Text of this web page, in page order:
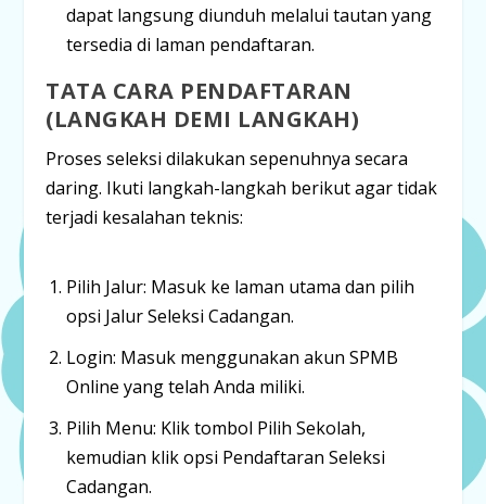
dapat langsung diunduh melalui tautan yang
tersedia di laman pendaftaran.
TATA CARA PENDAFTARAN
(LANGKAH DEMI LANGKAH)
Proses seleksi dilakukan sepenuhnya secara
daring. Ikuti langkah-langkah berikut agar tidak
terjadi kesalahan teknis:
Pilih Jalur: Masuk ke laman utama dan pilih
opsi Jalur Seleksi Cadangan.
Login: Masuk menggunakan akun SPMB
Online yang telah Anda miliki.
Pilih Menu: Klik tombol Pilih Sekolah,
kemudian klik opsi Pendaftaran Seleksi
Cadangan.